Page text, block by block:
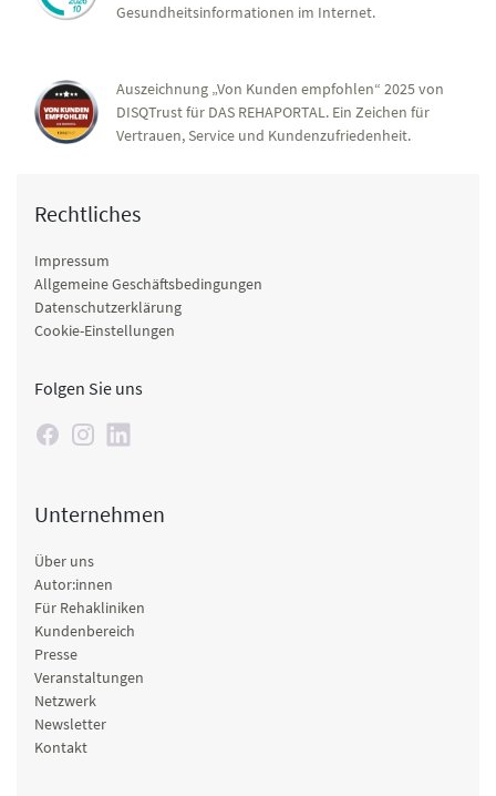
Gesundheitsinformationen im Internet.
Auszeichnung „Von Kunden empfohlen“ 2025 von
DISQTrust für DAS REHAPORTAL. Ein Zeichen für
Vertrauen, Service und Kundenzufriedenheit.
Rechtliches
Impressum
Allgemeine Geschäftsbedingungen
Datenschutzerklärung
Cookie-Einstellungen
Folgen Sie uns
Unternehmen
Über uns
Autor:innen
Für Rehakliniken
Kundenbereich
Presse
Veranstaltungen
Netzwerk
Newsletter
Kontakt